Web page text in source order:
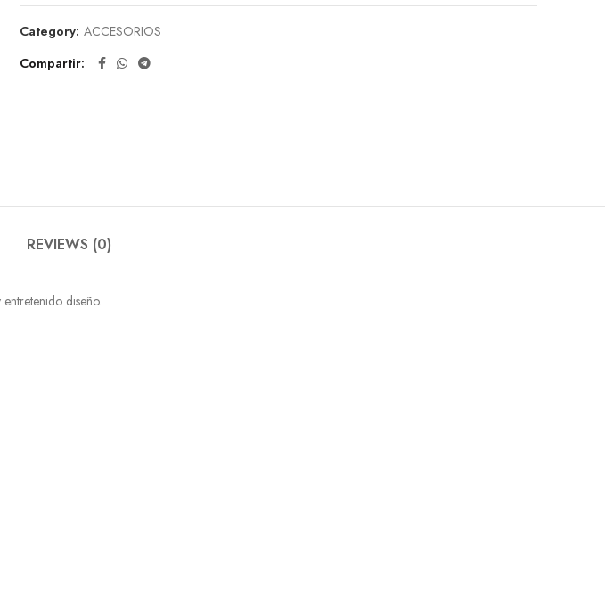
Category: ACCESORIOS
Compartir
REVIEWS (0)
diseño.